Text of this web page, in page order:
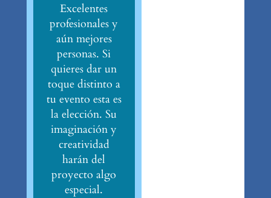
Excelentes
profesionales y
aún mejores
personas. Si
quieres dar un
toque distinto a
tu evento esta es
la elección. Su
imaginación y
creatividad
harán del
proyecto algo
especial.